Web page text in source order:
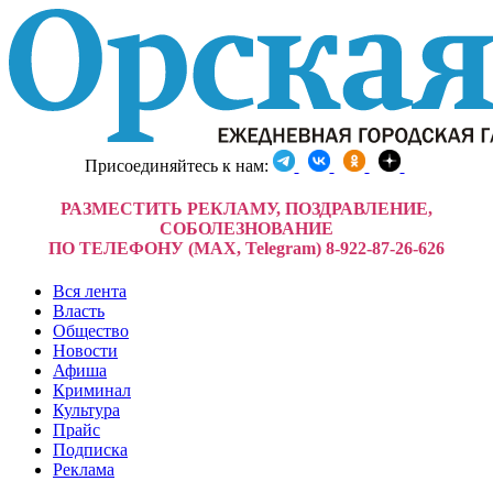
Присоединяйтесь к нам:
РАЗМЕСТИТЬ РЕКЛАМУ, ПОЗДРАВЛЕНИЕ,
СОБОЛЕЗНОВАНИЕ
ПО ТЕЛЕФОНУ (MAX, Telegram) 8-922-87-26-626
Вся лента
Власть
Общество
Новости
Афиша
Криминал
Культура
Прайс
Подписка
Реклама